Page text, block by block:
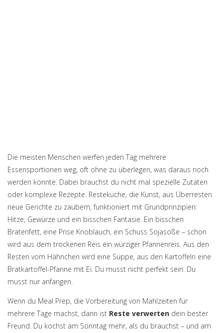
Die meisten Menschen werfen jeden Tag mehrere
Essensportionen weg, oft ohne zu überlegen, was daraus noch
werden könnte. Dabei brauchst du nicht mal spezielle Zutaten
oder komplexe Rezepte. Resteküche, die Kunst, aus Überresten
neue Gerichte zu zaubern, funktioniert mit Grundprinzipien:
Hitze, Gewürze und ein bisschen Fantasie. Ein bisschen
Bratenfett, eine Prise Knoblauch, ein Schuss Sojasoße – schon
wird aus dem trockenen Reis ein würziger Pfannenreis. Aus den
Resten vom Hähnchen wird eine Suppe, aus den Kartoffeln eine
Bratkartoffel-Pfanne mit Ei. Du musst nicht perfekt sein. Du
musst nur anfangen.
Wenn du Meal Prep, die Vorbereitung von Mahlzeiten für
mehrere Tage machst, dann ist Reste verwerten dein bester
Freund. Du kochst am Sonntag mehr, als du brauchst – und am